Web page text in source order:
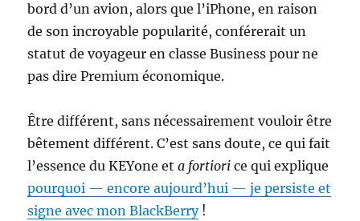
bord d’un avion, alors que l’iPhone, en raison
de son incroyable popularité, conférerait un
statut de voyageur en classe Business pour ne
pas dire Premium économique.
Être différent, sans nécessairement vouloir être
bêtement différent. C’est sans doute, ce qui fait
l’essence du KEYone eta fortiori ce qui explique
pourquoi — encore aujourd’hui — je persiste et
signe avec mon BlackBerry!